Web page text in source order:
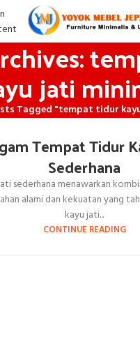
jati
Tagged "tempat tidur
Tempat Tidur
Sederhana
sederhana menawarkan
alami dan kekuatan yang
kayu jati...
CONTINUE READING